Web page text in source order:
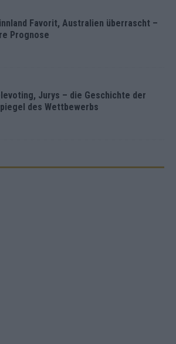
Favorit, Australien überrascht –
Prognose
Jurys – die Geschichte der
des Wettbewerbs